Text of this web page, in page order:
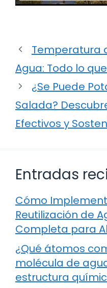
Temperatura
Agua: Todo lo
¿Se Puede
Salada?
Efectivos y
Entradas
Cómo
Reutilización de
Completa para
¿Qué átomos
molécula de
estructura